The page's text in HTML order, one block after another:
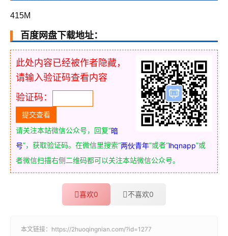
415M
百度网盘下载地址：
此处内容已经被作者隐藏，
请输入验证码查看内容
验证码：
请关注本站微信公众号，回复“暗
号”，获取验证码。在微信里搜索“两伙青年”或者“lhqnapp”或
者微信扫描右侧二维码都可以关注本站微信公众号。
喜欢0 不喜欢0
本文链接： https://2huoqingnian.com/?id=1277